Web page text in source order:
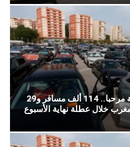
أرقام قياسية في عملية مرحبا.. 114 ألف مسافر و29
خلال عطلة نهاية الأسبوع